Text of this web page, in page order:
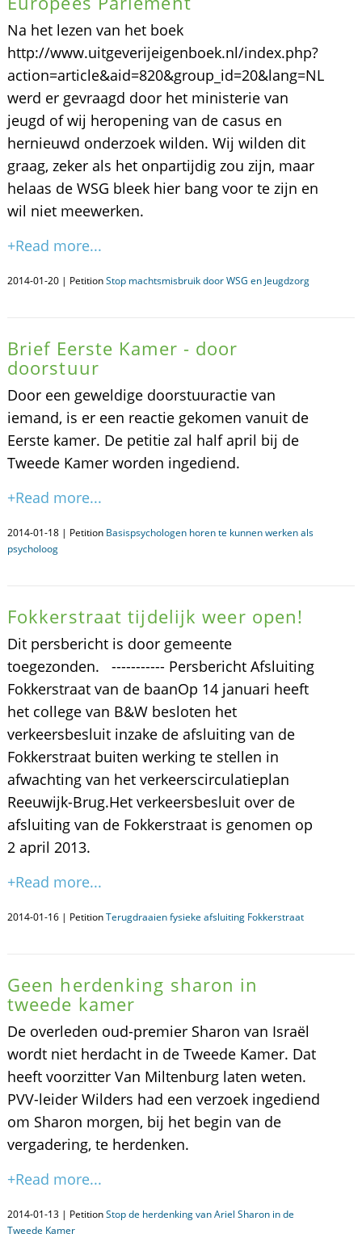
Na het lezen van het boek
http://www.uitgeverijeigenboek.nl/index.php?
action=article&aid=820&group_id=20&lang=NL
werd er gevraagd door het ministerie van
jeugd of wij heropening van de casus en
hernieuwd onderzoek wilden. Wij wilden dit
graag, zeker als het onpartijdig zou zijn, maar
helaas de WSG bleek hier bang voor te zijn en
wil niet meewerken.
+Read more...
2014-01-20 | PetitionStop machtsmisbruik door WSG en Jeugdzorg
Brief Eerste Kamer - door
doorstuur
Door een geweldige doorstuuractie van
iemand, is er een reactie gekomen vanuit de
Eerste kamer. De petitie zal half april bij de
Tweede Kamer worden ingediend.
+Read more...
2014-01-18 | Petition Basispsychologen horen te kunnen werken als
psycholoog
Fokkerstraat tijdelijk weer open!
Dit persbericht is door gemeente
toegezonden. ----------- Persbericht Afsluiting
Fokkerstraat van de baanOp 14 januari heeft
het college van B&W besloten het
verkeersbesluit inzake de afsluiting van de
Fokkerstraat buiten werking te stellen in
afwachting van het verkeerscirculatieplan
Reeuwijk-Brug.Het verkeersbesluit over de
afsluiting van de Fokkerstraat is genomen op
2 april 2013.
+Read more...
2014-01-16 | PetitionTerugdraaien fysieke afsluiting Fokkerstraat
Geen herdenking sharon in
tweede kamer
De overleden oud-premier Sharon van Israël
wordt niet herdacht in de Tweede Kamer. Dat
heeft voorzitter Van Miltenburg laten weten.
PVV-leider Wilders had een verzoek ingediend
om Sharon morgen, bij het begin van de
vergadering, te herdenken.
+Read more...
2014-01-13 | PetitionStop de herdenking van Ariel Sharon in de
Tweede Kamer